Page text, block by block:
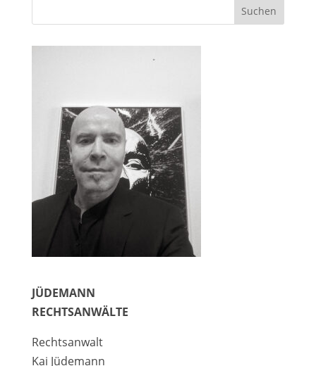
JÜDEMANN
RECHTSANWÄLTE
Rechtsanwalt
Kai Jüdemann